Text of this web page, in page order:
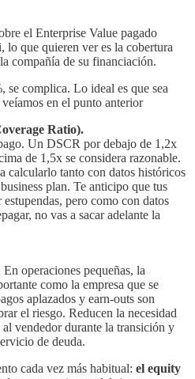
el Enterprise Value pagado
lo que quieren ver es la cobertura
compañía de su financiación.
se complica. Lo ideal es que sea
en el punto anterior
Ratio).
Un DSCR por debajo de 1,2x
de 1,5x se considera razonable.
calcularlo tanto con datos históricos
plan. Te anticipo que tus
pero como con datos
no vas a sacar adelante la
operaciones pequeñas, la
como la empresa que se
aplazados y earn-outs son
el riesgo. Reducen la necesidad
vendedor durante la transición y
de deuda.
cada vez más habitual: el equity